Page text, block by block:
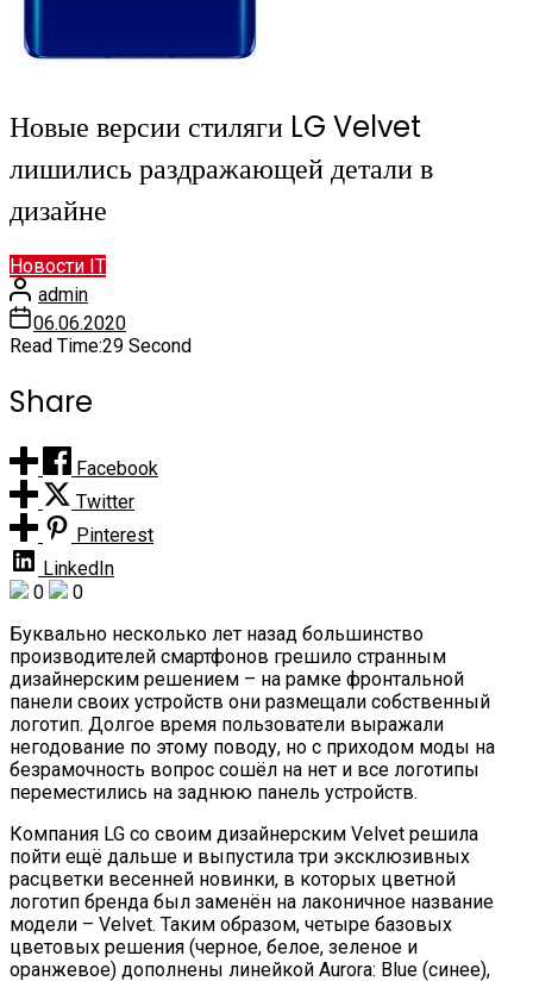
Новые версии стиляги LG Velvet
лишились раздражающей детали в
дизайне
Новости IT
admin
06.06.2020
Read Time:29 Second
Share
Facebook
Twitter
Pinterest
LinkedIn
0
0
Буквально несколько лет назад большинство
производителей смартфонов грешило странным
дизайнерским решением – на рамке фронтальной
панели своих устройств они размещали собственный
логотип. Долгое время пользователи выражали
негодование по этому поводу, но с приходом моды на
безрамочность вопрос сошёл на нет и все логотипы
переместились на заднюю панель устройств.
Компания LG со своим дизайнерским Velvet решила
пойти ещё дальше и выпустила три эксклюзивных
расцветки весенней новинки, в которых цветной
логотип бренда был заменён на лаконичное название
модели – Velvet. Таким образом, четыре базовых
цветовых решения (черное, белое, зеленое и
оранжевое) дополнены линейкой Aurora: Blue (синее),